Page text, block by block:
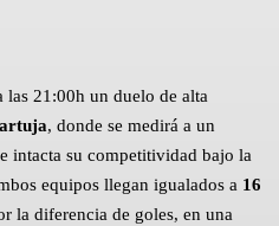
las 21:00h un duelo de alta
, donde se medirá a un
intacta su competitividad bajo la
equipos llegan igualados a 16
la diferencia de goles, en una